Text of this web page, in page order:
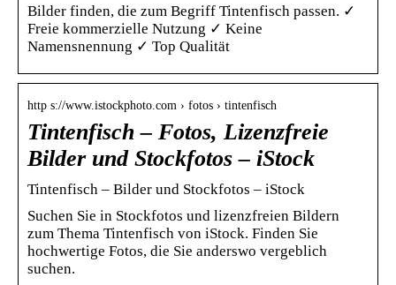
Bilder finden, die zum Begriff Tintenfisch passen. ✓
Freie kommerzielle Nutzung ✓ Keine
Namensnennung ✓ Top Qualität
http s://www.istockphoto.com › fotos › tintenfisch
Tintenfisch – Fotos, Lizenzfreie
Bilder und Stockfotos – iStock
Tintenfisch – Bilder und Stockfotos – iStock
Suchen Sie in Stockfotos und lizenzfreien Bildern
zum Thema Tintenfisch von iStock. Finden Sie
hochwertige Fotos, die Sie anderswo vergeblich
suchen.